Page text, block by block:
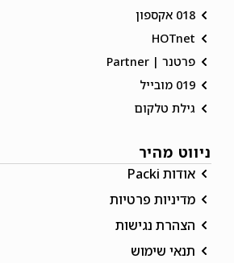
018 אקספון
HOTnet
פרטנר | Partner
019 מובייל
גילת טלקום
ניווט מהיר
אודות Packi
מדיניות פרטיות
הצהרת נגישות
תנאי שימוש